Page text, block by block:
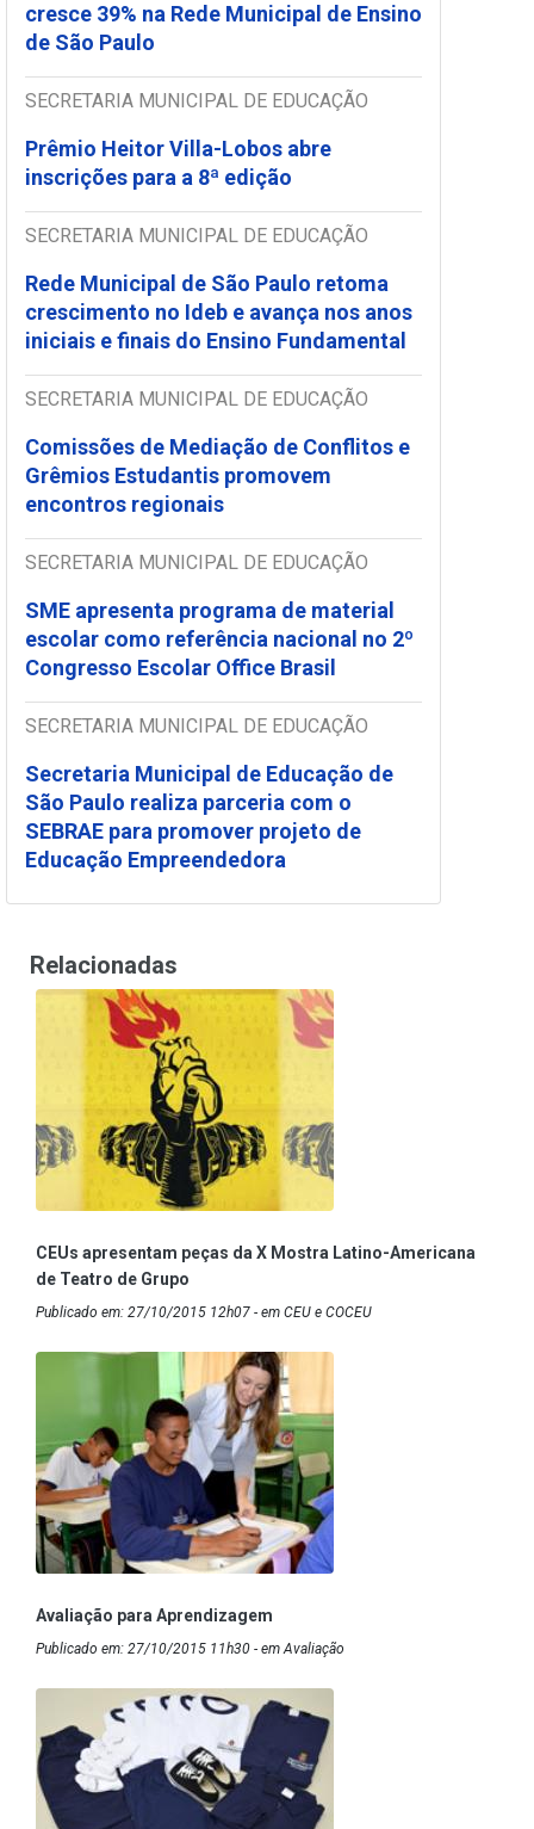
cresce 39% na Rede Municipal de Ensino
de São Paulo
SECRETARIA MUNICIPAL DE EDUCAÇÃO
Prêmio Heitor Villa-Lobos abre
inscrições para a 8ª edição
SECRETARIA MUNICIPAL DE EDUCAÇÃO
Rede Municipal de São Paulo retoma
crescimento no Ideb e avança nos anos
iniciais e finais do Ensino Fundamental
SECRETARIA MUNICIPAL DE EDUCAÇÃO
Comissões de Mediação de Conflitos e
Grêmios Estudantis promovem
encontros regionais
SECRETARIA MUNICIPAL DE EDUCAÇÃO
SME apresenta programa de material
escolar como referência nacional no 2º
Congresso Escolar Office Brasil
SECRETARIA MUNICIPAL DE EDUCAÇÃO
Secretaria Municipal de Educação de
São Paulo realiza parceria com o
SEBRAE para promover projeto de
Educação Empreendedora
Relacionadas
CEUs apresentam peças da X Mostra Latino-Americana
de Teatro de Grupo
Publicado em: 27/10/2015 12h07 - em CEU e COCEU
Avaliação para Aprendizagem
Publicado em: 27/10/2015 11h30 - em Avaliação